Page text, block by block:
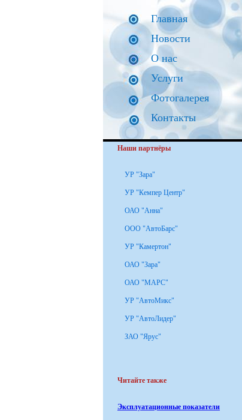
Главная
Новости
О нас
Услуги
Фотогалерея
Контакты
Наши партнёры
УР "Зара"
УР "Кемпер Центр"
ОАО "Анна"
ООО "АвтоБарс"
УР "Камертон"
ОАО "Зара"
ОАО "МАРС"
УР "АвтоМикс"
УР "АвтоЛидер"
ЗАО "Ярус"
Читайте также
Эксплуатационные показатели